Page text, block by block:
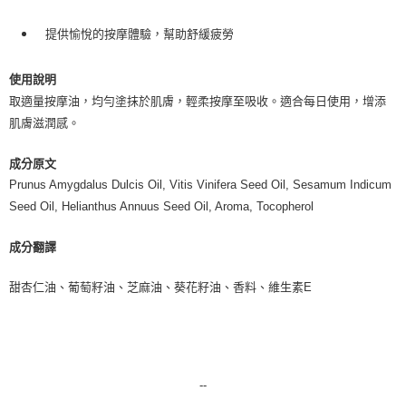
免運費
提供愉悅的按摩體驗，幫助舒緩疲勞
使用說明
取適量按摩油，均勻塗抹於肌膚，輕柔按摩至吸收。適合每日使用，增添
肌膚滋潤感。
成分原文
Prunus Amygdalus Dulcis Oil, Vitis Vinifera Seed Oil, Sesamum Indicum
Seed Oil, Helianthus Annuus Seed Oil, Aroma, Tocopherol
成分翻譯
甜杏仁油、葡萄籽油、芝麻油、葵花籽油、香料、維生素E
--